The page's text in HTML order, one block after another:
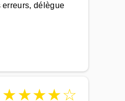
délègue
★★★★☆